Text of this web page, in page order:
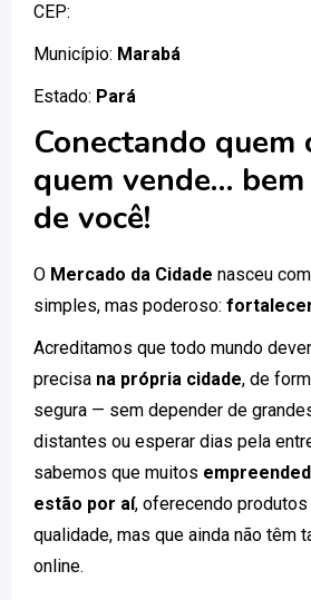
CEP:
Município: Marabá
Estado: Pará
Conectando quem
quem vende…
de você!
O Mercado da Cidade nasceu
simples, mas poderoso:
Acreditamos que todo mundo
precisa na própria cidade, de
segura — sem depender de
distantes ou esperar dias pela
sabemos que muitos
estão por aí, oferecendo
qualidade, mas que ainda não têm
online.